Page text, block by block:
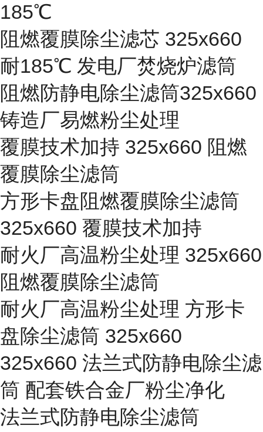
185℃
阻燃覆膜除尘滤芯 325x660
耐185℃ 发电厂焚烧炉滤筒
阻燃防静电除尘滤筒325x660
铸造厂易燃粉尘处理
覆膜技术加持 325x660 阻燃
覆膜除尘滤筒
方形卡盘阻燃覆膜除尘滤筒
325x660 覆膜技术加持
耐火厂高温粉尘处理 325x660
阻燃覆膜除尘滤筒
耐火厂高温粉尘处理 方形卡
盘除尘滤筒 325x660
325x660 法兰式防静电除尘滤
筒 配套铁合金厂粉尘净化
法兰式防静电除尘滤筒